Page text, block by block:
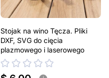
Stojak na wino Tęcza. Pliki
DXF, SVG do cięcia
plazmowego i laserowego